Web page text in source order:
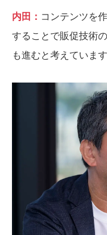
内田： コンテンツを
することで販促技術
も進むと考えています